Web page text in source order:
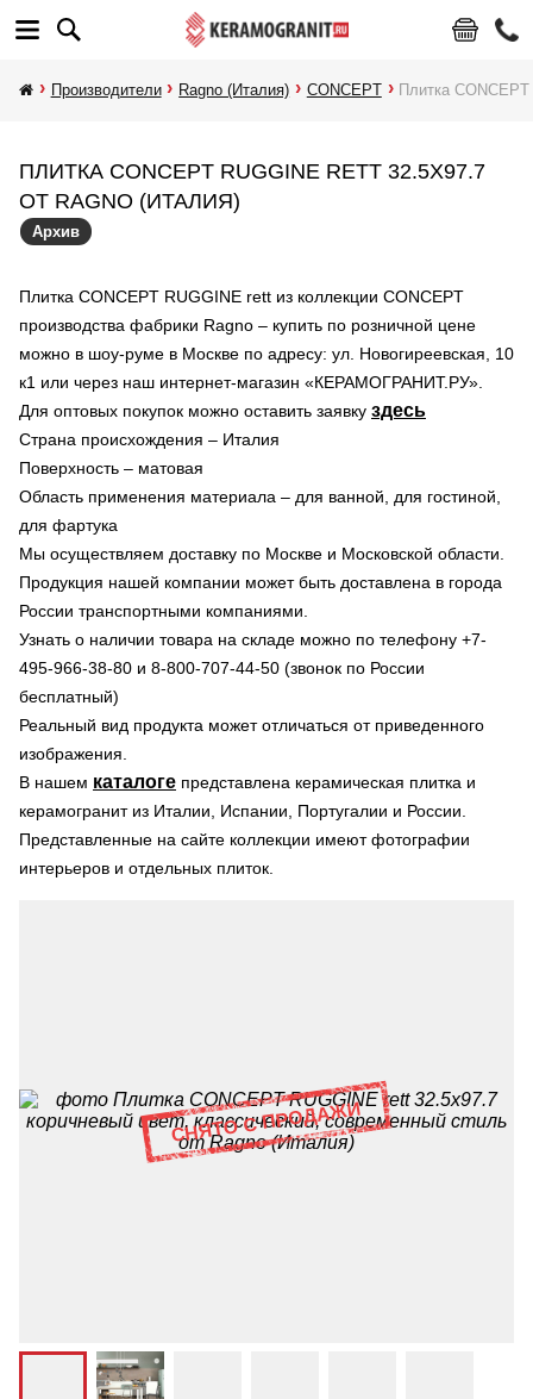
Производители Ragno (Италия) CONCEPT Плитка
ПЛИТКА CONCEPT RUGGINE RETT 32.5X97.7
ОТ RAGNO (ИТАЛИЯ)
Архив
Плитка CONCEPT RUGGINE rett из коллекции CONCEPT
производства фабрики Ragno – купить по розничной цене
можно в шоу-руме в Москве по адресу: ул. Новогиреевская, 10
к1 или через наш интернет-магазин «КЕРАМОГРАНИТ.РУ».
Для оптовых покупок можно оставить заявку здесь
Страна происхождения – Италия
Поверхность – матовая
Область применения материала – для ванной, для гостиной,
для фартука
Мы осуществляем доставку по Москве и Московской области.
Продукция нашей компании может быть доставлена в города
России транспортными компаниями.
Узнать о наличии товара на складе можно по телефону +7-
495-966-38-80 и 8-800-707-44-50 (звонок по России
бесплатный)
Реальный вид продукта может отличаться от приведенного
изображения.
В нашем каталоге представлена керамическая плитка и
керамогранит из Италии, Испании, Португалии и России.
Представленные на сайте коллекции имеют фотографии
интерьеров и отдельных плиток.